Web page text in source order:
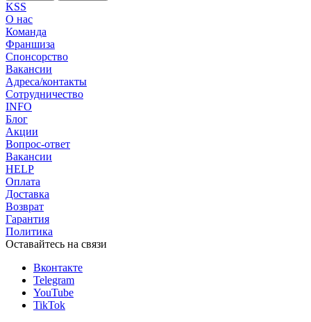
KSS
О нас
Команда
Франшиза
Спонсорство
Вакансии
Адреса/контакты
Сотрудничество
INFO
Блог
Акции
Вопрос-ответ
Вакансии
HELP
Оплата
Доставка
Возврат
Гарантия
Политика
Оставайтесь на связи
Вконтакте
Telegram
YouTube
TikTok